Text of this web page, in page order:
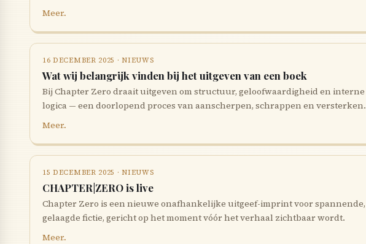
Meer..
16 DECEMBER 2025 · NIEUWS
Wat wij belangrijk vinden bij het uitgeven van een boek
Bij Chapter Zero draait uitgeven om structuur, geloofwaardigheid en interne
logica — een doorlopend proces van aanscherpen, schrappen en versterken.
Meer..
15 DECEMBER 2025 · NIEUWS
CHAPTER|ZERO is live
Chapter Zero is een nieuwe onafhankelijke uitgeef-imprint voor spannende,
gelaagde fictie, gericht op het moment vóór het verhaal zichtbaar wordt.
Meer..